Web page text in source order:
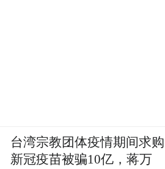
台湾宗教团体疫情期间求购
新冠疫苗被骗10亿，蒋万